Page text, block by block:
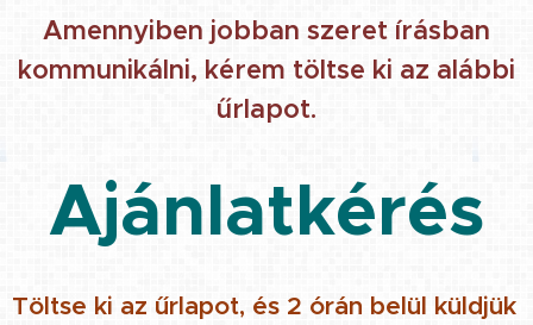
Amennyiben jobban szeret írásban
kommunikálni, kérem töltse ki az alábbi
űrlapot.
Ajánlatkérés
Töltse ki az űrlapot, és 2 órán belül küldjük